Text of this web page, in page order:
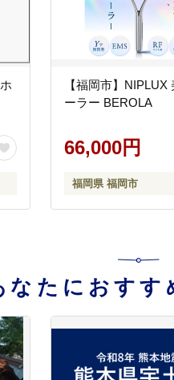
【福岡市】NIPLUX
ーラー BEROLA
66,000円
福岡県 福岡市
なたにおすす